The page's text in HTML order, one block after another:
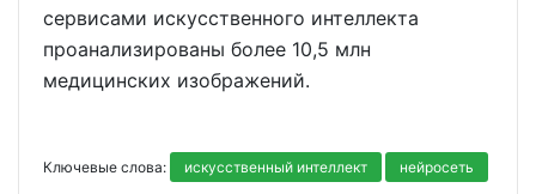
сервисами искусственного интеллекта
проанализированы более 10,5 млн
медицинских изображений.
Ключевые слова: искусственный интеллект нейросеть